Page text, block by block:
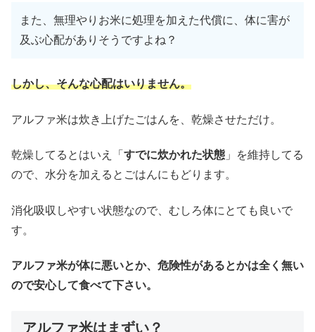
また、無理やりお米に処理を加えた代償に、体に害が
及ぶ心配がありそうですよね？
しかし、そんな心配はいりません。
アルファ米は炊き上げたごはんを、乾燥させただけ。
乾燥してるとはいえ「 すでに炊かれた状態 」を維持してる
ので、水分を加えるとごはんにもどります。
消化吸収しやすい状態なので、むしろ体にとても良いで
す。
アルファ米が体に悪いとか、危険性があるとかは全く無い
ので安心して食べて下さい。
アルファ米はまずい？